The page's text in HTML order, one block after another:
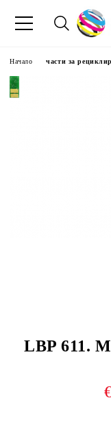
Начало части за
LBP 611.